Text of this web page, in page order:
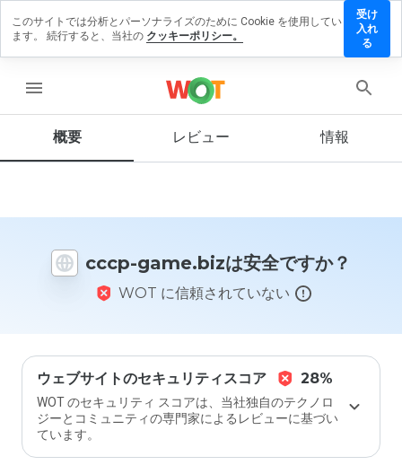
menu
概要 レビュー 情報
cccp-game.bizは安全ですか？
WOT に信頼されていない
ウェブサイトのセキュリティスコア 28%
WOT のセキュリティ スコアは、当社独自のテクノロ
ジーとコミュニティの専門家によるレビューに基づい
ています。
レビュ
ブサ
に評
価し
ます
か？
このサイトでは分析とパーソナライズのために Cookie を使用してい
ます。 続行すると、当社の クッキーポリシー。
受け
入れ
る